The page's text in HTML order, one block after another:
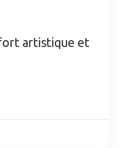
artistique et